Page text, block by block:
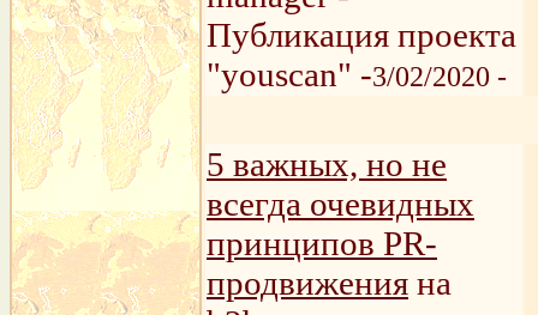
Публикация проекта
"youscan" -3/02/2020 -
5 важных, но не
всегда очевидных
принципов PR-
продвижения на